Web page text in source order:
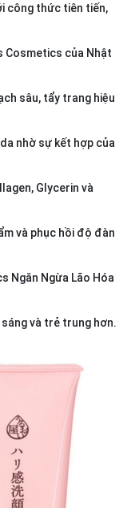
công thức tiên tiến,
Cosmetics của Nhật
sâu, tẩy trang hiệu
nhờ sự kết hợp của
Glycerin và
và phục hồi độ đàn
Ngăn Ngừa Lão Hóa
và trẻ trung hơn.